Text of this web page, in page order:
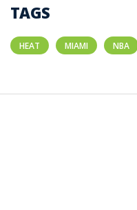
TAGS
HEAT MIAMI NBA